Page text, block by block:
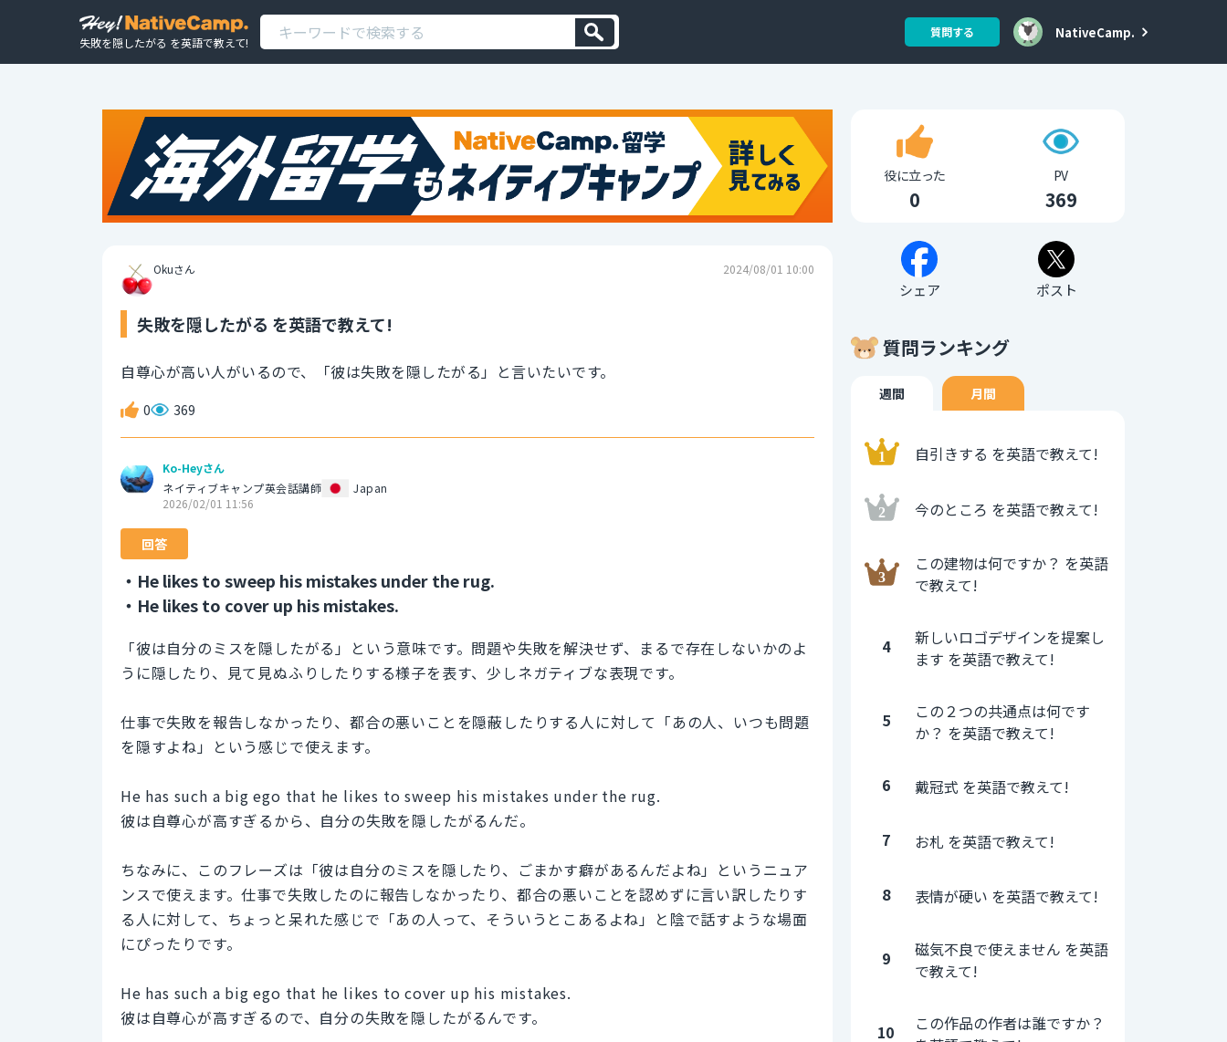
失敗を隠したがる を英語で教えて!
質問する NativeCamp.
Okuさん 2024/08/01 10:00
失敗を隠したがる を英語で教えて!
自尊心が高い人がいるので、「彼は失敗を隠したがる」と言いたいです。
0 369
Ko-Heyさん
ネイティブキャンプ英会話講師
Japan
2026/02/01 11:56
回答
・He likes to sweep his mistakes under the rug.
・He likes to cover up his mistakes.
「彼は自分のミスを隠したがる」という意味です。問題や失敗を解決せず、まるで存在しないかのよ
うに隠したり、見て見ぬふりしたりする様子を表す、少しネガティブな表現です。
仕事で失敗を報告しなかったり、都合の悪いことを隠蔽したりする人に対して「あの人、いつも問題
を隠すよね」という感じで使えます。
He has such a big ego that he likes to sweep his mistakes under the rug.
彼は自尊心が高すぎるから、自分の失敗を隠したがるんだ。
ちなみに、このフレーズは「彼は自分のミスを隠したり、ごまかす癖があるんだよね」というニュア
ンスで使えます。仕事で失敗したのに報告しなかったり、都合の悪いことを認めずに言い訳したりす
る人に対して、ちょっと呆れた感じで「あの人って、そういうとこあるよね」と陰で話すような場面
にぴったりです。
He has such a big ego that he likes to cover up his mistakes.
彼は自尊心が高すぎるので、自分の失敗を隠したがるんです。
役に立った
0
PV
369
シェア ポスト
質問ランキング
週間 月間
自引きする を英語で教えて!
今のところ を英語で教えて!
この建物は何ですか？ を英語
で教えて!
4
新しいロゴデザインを提案し
ます を英語で教えて!
5
この２つの共通点は何です
か？ を英語で教えて!
6 戴冠式 を英語で教えて!
7 お札 を英語で教えて!
8 表情が硬い を英語で教えて!
9
磁気不良で使えません を英語
で教えて!
10
この作品の作者は誰ですか？